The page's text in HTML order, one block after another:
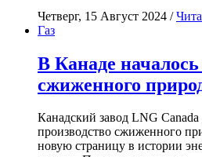
Четверг, 15 Август 2024 /
Газ
В Канаде началось
сжиженного
Канадский завод LNG
производство сжиженного
новую страницу в истории